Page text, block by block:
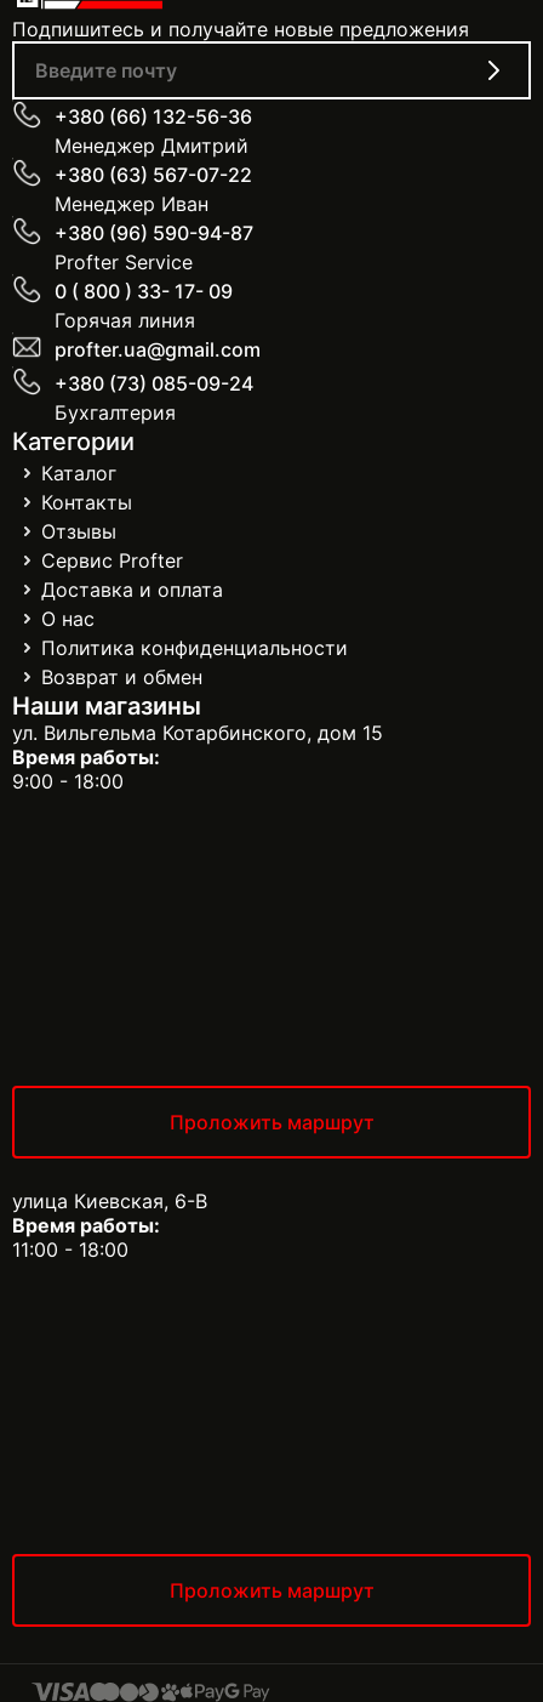
Подпишитесь и получайте новые предложения
+380 (66) 132-56-36
Менеджер Дмитрий
+380 (63) 567-07-22
Менеджер Иван
+380 (96) 590-94-87
Profter Service
0 ( 800 ) 33- 17- 09
Горячая линия
profter.ua@gmail.com
+380 (73) 085-09-24
Бухгалтерия
Категории
Каталог
Контакты
Отзывы
Сервис Profter
Доставка и оплата
О нас
Политика конфиденциальности
Возврат и обмен
Наши магазины
ул. Вильгельма Котарбинского, дом 15
Время работы:
9:00 - 18:00
Проложить маршрут
улица Киевская, 6-В
Время работы:
11:00 - 18:00
Проложить маршрут